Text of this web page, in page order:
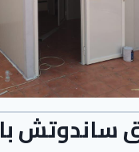
ساندوتش